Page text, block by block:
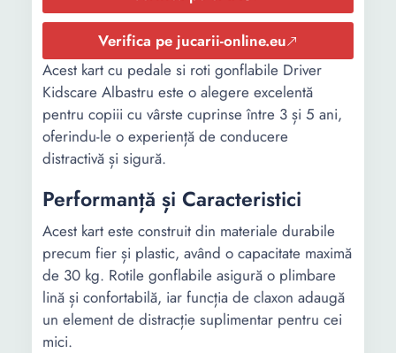
Verifica pe jucarii-online.eu
Acest kart cu pedale si roti gonflabile Driver
Kidscare Albastru este o alegere excelentă
pentru copiii cu vârste cuprinse între 3 și 5 ani,
oferindu-le o experiență de conducere
distractivă și sigură.
Performanță și Caracteristici
Acest kart este construit din materiale durabile
precum fier și plastic, având o capacitate maximă
de 30 kg. Rotile gonflabile asigură o plimbare
lină și confortabilă, iar funcția de claxon adaugă
un element de distracție suplimentar pentru cei
mici.